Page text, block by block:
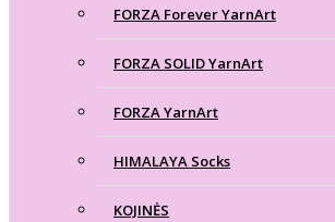
FORZA Forever YarnArt
FORZA SOLID YarnArt
FORZA YarnArt
HIMALAYA Socks
KOJINĖS